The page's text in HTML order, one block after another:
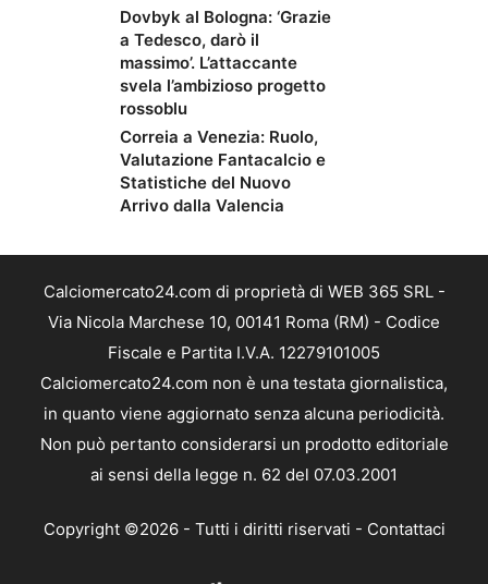
Dovbyk al Bologna: ‘Grazie
a Tedesco, darò il
massimo’. L’attaccante
svela l’ambizioso progetto
rossoblu
Correia a Venezia: Ruolo,
Valutazione Fantacalcio e
Statistiche del Nuovo
Arrivo dalla Valencia
Calciomercato24.com di proprietà di WEB 365 SRL -
Via Nicola Marchese 10, 00141 Roma (RM) - Codice
Fiscale e Partita I.V.A. 12279101005
Calciomercato24.com non è una testata giornalistica,
in quanto viene aggiornato senza alcuna periodicità.
Non può pertanto considerarsi un prodotto editoriale
ai sensi della legge n. 62 del 07.03.2001
Copyright ©2026 - Tutti i diritti riservati - Contattaci